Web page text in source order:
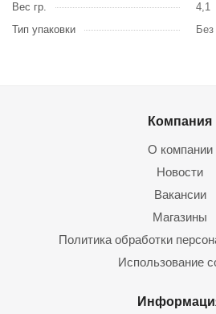
Вес гр.
4,1
Тип упаковки
Без
Компания
О компании
Новости
Вакансии
Магазины
Политика обработки
Использование